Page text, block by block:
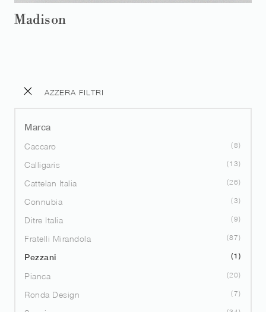
AZZERA FILTRI
Marca
Caccaro
8
Calligaris 13
Cattelan Italia 26
Connubia 3
Ditre Italia 9
Fratelli Mirandola 87
Pezzani 1
Pianca 20
Ronda Design 7
Madison